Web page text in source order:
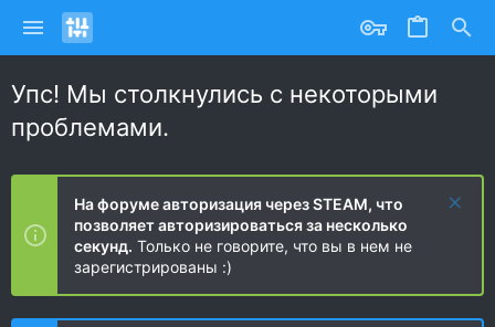
Упс! Мы столкнулись с некоторыми
проблемами.
На форуме авторизация через STEAM, что
позволяет авторизироваться за несколько
секунд. Только не говорите, что вы в нем не
зарегистрированы :)